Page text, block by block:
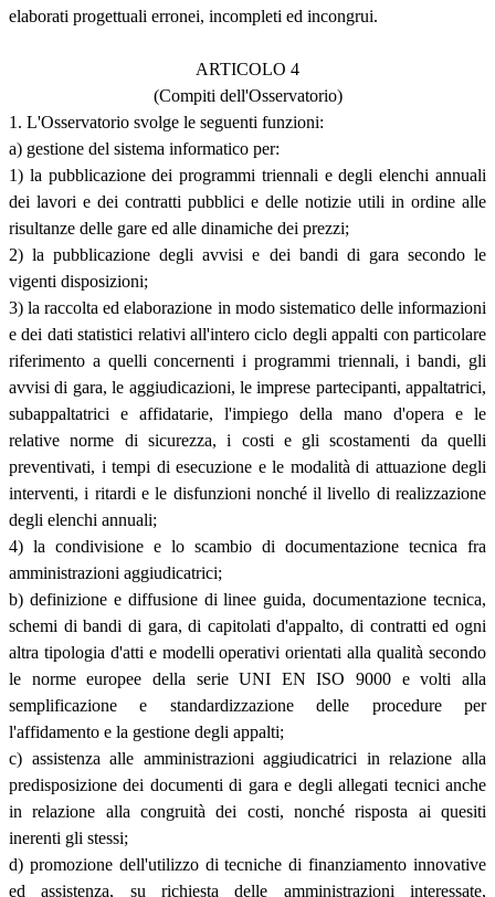
elaborati progettuali erronei, incompleti ed incongrui.
ARTICOLO 4
(Compiti dell'Osservatorio)
1. L'Osservatorio svolge le seguenti funzioni:
a) gestione del sistema informatico per:
1) la pubblicazione dei programmi triennali e degli elenchi annuali
dei lavori e dei contratti pubblici e delle notizie utili in ordine alle
risultanze delle gare ed alle dinamiche dei prezzi;
2) la pubblicazione degli avvisi e dei bandi di gara secondo le
vigenti disposizioni;
3) la raccolta ed elaborazione in modo sistematico delle informazioni
e dei dati statistici relativi all'intero ciclo degli appalti con particolare
riferimento a quelli concernenti i programmi triennali, i bandi, gli
avvisi di gara, le aggiudicazioni, le imprese partecipanti, appaltatrici,
subappaltatrici e affidatarie, l'impiego della mano d'opera e le
relative norme di sicurezza, i costi e gli scostamenti da quelli
preventivati, i tempi di esecuzione e le modalità di attuazione degli
interventi, i ritardi e le disfunzioni nonché il livello di realizzazione
degli elenchi annuali;
4) la condivisione e lo scambio di documentazione tecnica fra
amministrazioni aggiudicatrici;
b) definizione e diffusione di linee guida, documentazione tecnica,
schemi di bandi di gara, di capitolati d'appalto, di contratti ed ogni
altra tipologia d'atti e modelli operativi orientati alla qualità secondo
le norme europee della serie UNI EN ISO 9000 e volti alla
semplificazione e standardizzazione delle procedure per
l'affidamento e la gestione degli appalti;
c) assistenza alle amministrazioni aggiudicatrici in relazione alla
predisposizione dei documenti di gara e degli allegati tecnici anche
in relazione alla congruità dei costi, nonché risposta ai quesiti
inerenti gli stessi;
d) promozione dell'utilizzo di tecniche di finanziamento innovative
ed assistenza, su richiesta delle amministrazioni interessate,